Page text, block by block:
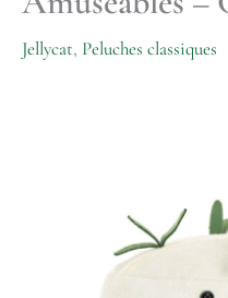
Jellycat, Peluches classiques